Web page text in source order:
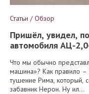
Статьи / Обзор
Пришёл, увидел,
автомобиля АЦ-
Что мы обычно
машина»? Как правило –
тушение Рима, который,
забавник Нерон. Ну ил...